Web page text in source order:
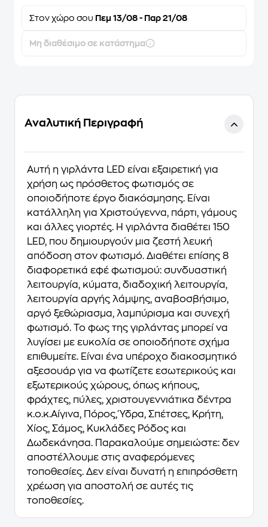
Στον χώρο σου Πεμ 13/08 - Παρ 21/08
Μη διαθέσιμο σε κατάστημα
Αναλυτική Περιγραφή
Αυτή η γιρλάντα LED είναι εξαιρετική για
χρήση ως πρόσθετος φωτισμός σε
οποιοδήποτε έργο διακόσμησης. Είναι
κατάλληλη για Χριστούγεννα, πάρτι, γάμους
και άλλες γιορτές. Η γιρλάντα διαθέτει 150
LED, που δημιουργούν μια ζεστή λευκή
απόδοση στον φωτισμό. Διαθέτει επίσης 8
διαφορετικά εφέ φωτισμού: συνδυαστική
λειτουργία, κύματα, διαδοχική λειτουργία,
λειτουργία αργής λάμψης, αναβοσβήσιμο,
αργό ξεθώριασμα, λαμπύρισμα και συνεχή
φωτισμό. Το φως της γιρλάντας μπορεί να
λυγίσει με ευκολία σε οποιοδήποτε σχήμα
επιθυμείτε. Είναι ένα υπέροχο διακοσμητικό
αξεσουάρ για να φωτίζετε εσωτερικούς και
εξωτερικούς χώρους, όπως κήπους,
φράχτες, πύλες, χριστουγεννιάτικα δέντρα
κ.ο.κ.Αίγινα, Πόρος, Ύδρα, Σπέτσες, Κρήτη,
Χίος, Σάμος, Κυκλάδες Ρόδος και
Δωδεκάνησα. Παρακαλούμε σημειώστε: δεν
αποστέλλουμε στις αναφερόμενες
τοποθεσίες. Δεν είναι δυνατή η επιπρόσθετη
χρέωση για αποστολή σε αυτές τις
τοποθεσίες.